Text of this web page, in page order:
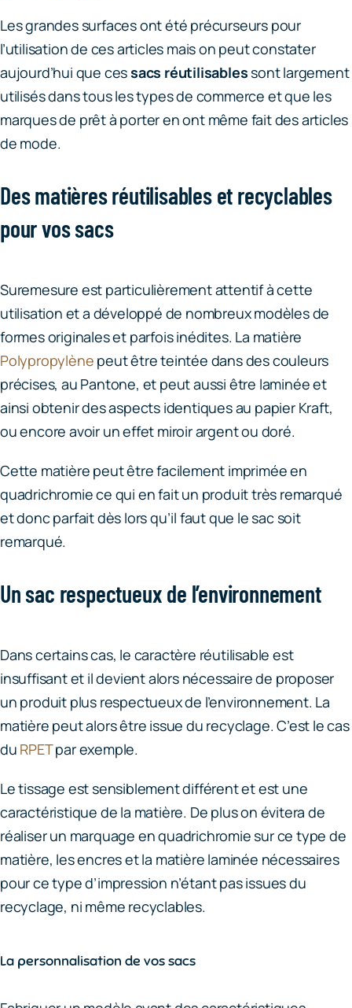
Les grandes surfaces ont été précurseurs pour
l’utilisation de ces articles mais on peut constater
aujourd’hui que cessacs réutilisablessont largement
utilisés dans tous les types de commerce et que les
marques de prêt à porter en ont même fait des articles
de mode.
Des matières réutilisables et recyclables
pour vos sacs
Suremesure est particulièrement attentif à cette
utilisation et a développé de nombreux modèles de
formes originales et parfois inédites. La matière
Polypropylène peut être teintée dans des couleurs
précises, au Pantone, et peut aussi être laminée et
ainsi obtenir des aspects identiques au papier Kraft,
ou encore avoir un effet miroir argent ou doré.
Cette matière peut être facilement imprimée en
quadrichromie ce qui en fait un produit très remarqué
et donc parfait dès lors qu’il faut que le sac soit
remarqué.
Un sac respectueux de l’environnement
Dans certains cas, le caractère réutilisable est
insuffisant et il devient alors nécessaire de proposer
un produit plus respectueux de l’environnement. La
matière peut alors être issue du recyclage. C’est le cas
du RPETpar exemple.
Le tissage est sensiblement différent et est une
caractéristique de la matière. De plus on évitera de
réaliser un marquage en quadrichromie sur ce type de
matière, les encres et la matière laminée nécessaires
pour ce type d’impression n’étant pas issues du
recyclage, ni même recyclables.
La personnalisation de vos sacs